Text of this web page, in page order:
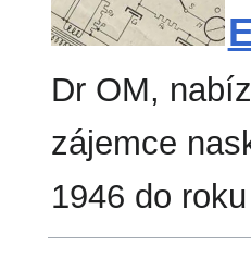
Dr OM,
zájemce
1946 do